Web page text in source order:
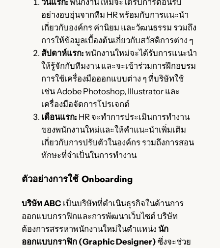
วันแรก: พนักงานใหม่จะได้รับการต้อนรับ
อย่างอบอุ่นจากทีม HR พร้อมกับการแนะนำ
เกี่ยวกับองค์กร ค่านิยม และวัฒนธรรม รวมถึง
การให้ข้อมูลเบื้องต้นเกี่ยวกับสวัสดิการต่าง ๆ
สัปดาห์แรก: พนักงานใหม่จะได้รับการแนะนำ
ให้รู้จักกับทีมงาน และจะเข้าร่วมการฝึกอบรม
การใช้เครื่องมือออกแบบต่าง ๆ ที่บริษัทใช้
เช่น Adobe Photoshop, Illustrator และ
เครื่องมือจัดการโปรเจกต์
เดือนแรก: HR จะทำการประเมินการทำงาน
ของพนักงานใหม่และให้คำแนะนำเพิ่มเติม
เกี่ยวกับการปรับตัวในองค์กร รวมถึงการสอน
ทักษะที่จำเป็นในการทำงาน
ตัวอย่างการใช้ Onboarding
บริษัท ABC เป็นบริษัทที่ดำเนินธุรกิจในด้านการ
ออกแบบกราฟิกและการพัฒนาเว็บไซต์ บริษัท
ต้องการสรรหาพนักงานใหม่ในตำแหน่ง นัก
ออกแบบกราฟิก (Graphic Designer) ซึ่งจะช่วย